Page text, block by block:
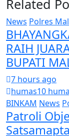
Related
News Polres
RAIH
BUPATI
7 hours ago
humas10
BINKAM News
Patroli